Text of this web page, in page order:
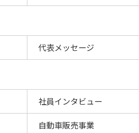
代表メッセージ
社員インタビュー
自動車販売事業